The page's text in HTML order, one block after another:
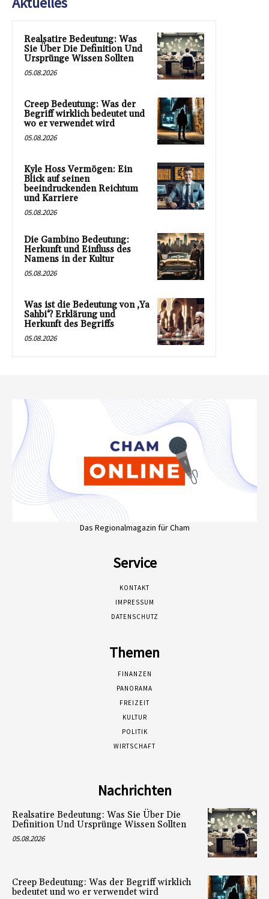
Realsatire Bedeutung: Was
Sie Über Die Definition Und
Ursprünge Wissen Sollten
05.08.2026
Creep Bedeutung: Was der
Begriff wirklich bedeutet und
wo er verwendet wird
05.08.2026
Kyle Hoss Vermögen: Ein
Blick auf seinen
beeindruckenden Reichtum
und Karriere
05.08.2026
Die Gambino Bedeutung:
Herkunft und Einfluss des
Namens in der Kultur
05.08.2026
Was ist die Bedeutung von ‚Ya
Sahbi‘? Erklärung und
Herkunft des Begriffs
05.08.2026
Das Regionalmagazin für Cham
Service
KONTAKT
IMPRESSUM
DATENSCHUTZ
Themen
FINANZEN
PANORAMA
FREIZEIT
KULTUR
POLITIK
WIRTSCHAFT
Nachrichten
Realsatire Bedeutung: Was Sie Über Die
Definition Und Ursprünge Wissen Sollten
05.08.2026
Creep Bedeutung: Was der Begriff wirklich
bedeutet und wo er verwendet wird